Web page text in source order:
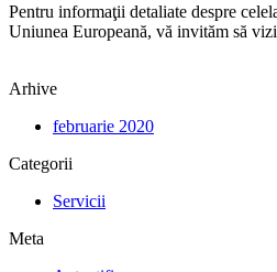
Pentru informaţii detaliate despre
Uniunea Europeană, vă invităm să
Arhive
februarie 2020
Categorii
Servicii
Meta